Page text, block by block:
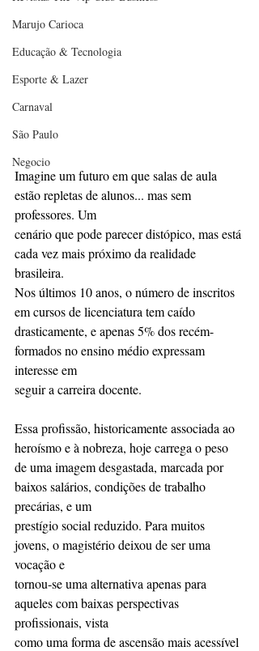
Marujo Carioca
Educação & Tecnologia
Esporte & Lazer
Carnaval
São Paulo
Negocio
Imagine um futuro em que salas de aula
estão repletas de alunos... mas sem
professores. Um
cenário que pode parecer distópico, mas está
cada vez mais próximo da realidade
brasileira.
Nos últimos 10 anos, o número de inscritos
em cursos de licenciatura tem caído
drasticamente, e apenas 5% dos recém-
formados no ensino médio expressam
interesse em
seguir a carreira docente.
Essa profissão, historicamente associada ao
heroísmo e à nobreza, hoje carrega o peso
de uma imagem desgastada, marcada por
baixos salários, condições de trabalho
precárias, e um
prestígio social reduzido. Para muitos
jovens, o magistério deixou de ser uma
vocação e
tornou-se uma alternativa apenas para
aqueles com baixas perspectivas
profissionais, vista
como uma forma de ascensão mais acessível